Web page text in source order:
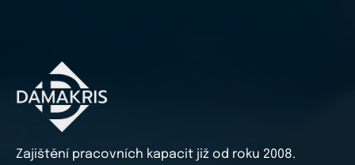
Zajištění pracovních kapacit již od roku 2008.